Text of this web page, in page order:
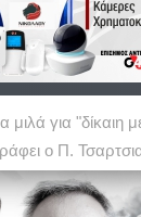
μιλά για "δίκαιη
ο Π.